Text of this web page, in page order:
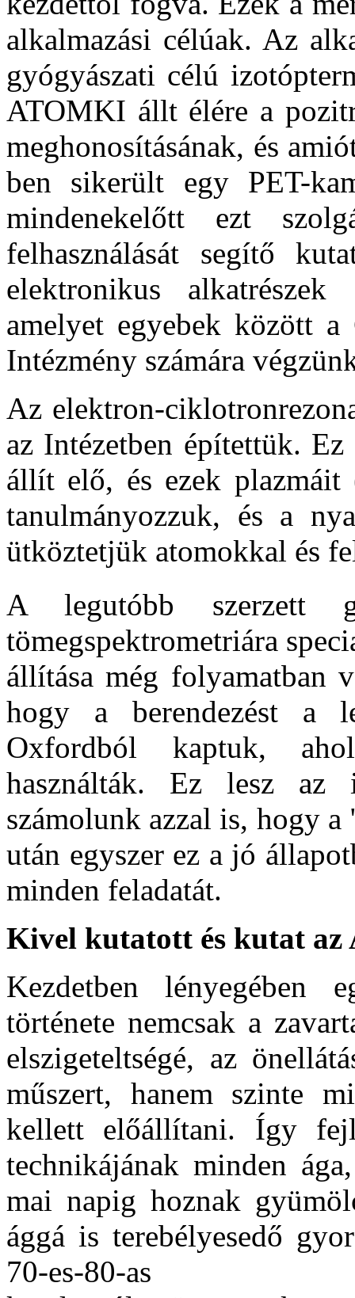
alkalmazási célúak. Az
gyógyászati célú
ATOMKI állt élére a
meghonosításának, és
ben sikerült egy PET-
mindenekelőtt ezt
felhasználását segítő
elektronikus alkatrészek
amelyet egyebek között
Intézmény számára
Az elektron-
az Intézetben építettük.
állít elő, és ezek plazmáit
tanulmányozzuk, és a
ütköztetjük atomokkal és
A legutóbb
tömegspektrometriára
állítása még folyamatban
hogy a berendezést a
Oxfordból kaptuk, ahol
használták. Ez lesz az
számolunk azzal is, hogy a
után egyszer ez a jó
minden feladatát.
Kivel kutatott és kutat
Kezdetben lényegében
története nemcsak a
elszigeteltségé, az
műszert, hanem szinte
kellett előállítani. Így
technikájának minden
mai napig hoznak
ággá is terebélyesedő
70-es-80-as